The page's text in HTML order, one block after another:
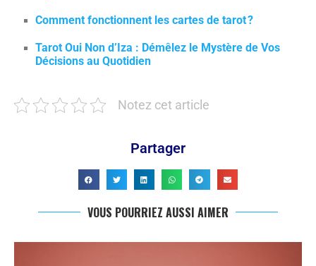
Comment fonctionnent les cartes de tarot ?
Tarot Oui Non d’Iza : Démêlez le Mystère de Vos
Décisions au Quotidien
Notez cet article
Partager
VOUS POURRIEZ AUSSI AIMER